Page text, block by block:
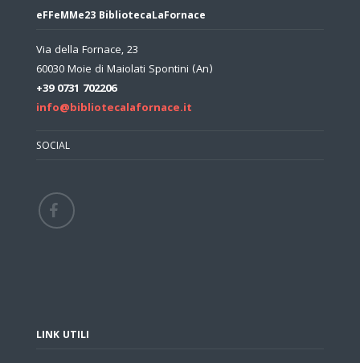
eFFeMMe23 BibliotecaLaFornace
Via della Fornace, 23
60030 Moie di Maiolati Spontini (An)
+39 0731 702206
info@bibliotecalafornace.it
SOCIAL
LINK UTILI